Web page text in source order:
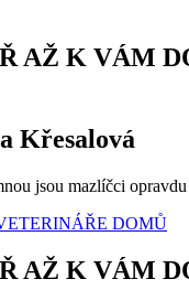
AŽ K VÁM
Křesalová
jsou mazlíčci
DOMŮ
AŽ K VÁM